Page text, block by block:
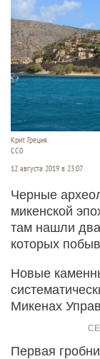
Крит. Греция.
СС0
12 августа 2019 в 23:07
Черные
микенской
там нашли два
которых
Новые
Микенах
Первая